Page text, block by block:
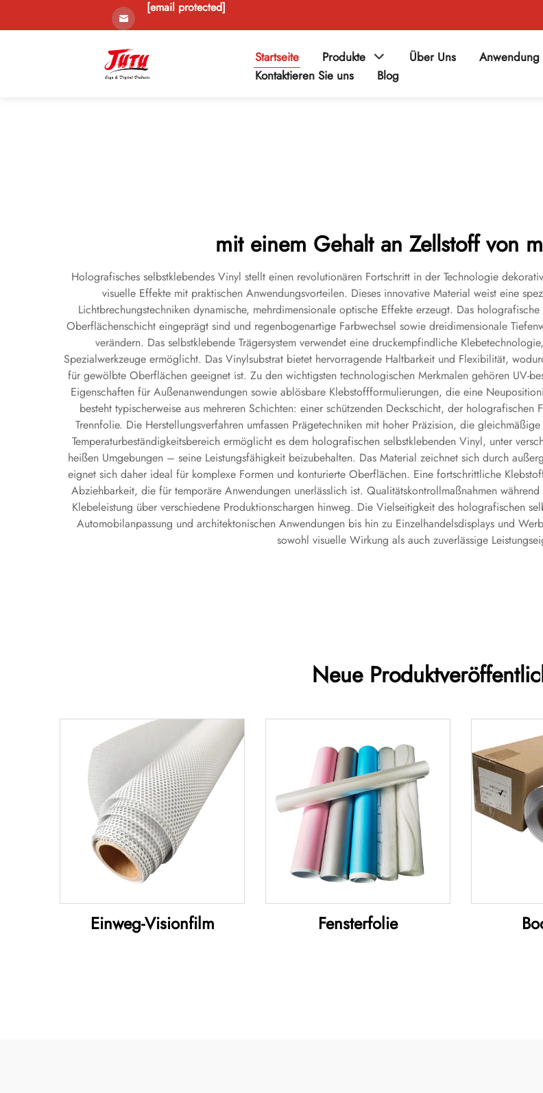
[email protected]
Startseite Produkte Über Uns Anwendung
Kontaktieren Sie uns
Blog
mit einem Gehalt an Zellstoff von
Holografisches selbstklebendes Vinyl stellt einen revolutionären Fortschritt in der Technologie
visuelle Effekte mit praktischen Anwendungsvorteilen. Dieses innovative Material weist eine
Lichtbrechungstechniken dynamische, mehrdimensionale optische Effekte erzeugt. Das
Oberflächenschicht eingeprägt sind und regenbogenartige Farbwechsel sowie dreidimensionale
verändern. Das selbstklebende Trägersystem verwendet eine druckempfindliche
Spezialwerkzeuge ermöglicht. Das Vinylsubstrat bietet hervorragende Haltbarkeit und Flexibilität,
für gewölbte Oberflächen geeignet ist. Zu den wichtigsten technologischen Merkmalen gehören UV-
Eigenschaften für Außenanwendungen sowie ablösbare Klebstoffformulierungen, die eine
besteht typischerweise aus mehreren Schichten: einer schützenden Deckschicht, der
Trennfolie. Die Herstellungsverfahren umfassen Prägetechniken mit hoher Präzision, die
Temperaturbeständigkeitsbereich ermöglicht es dem holografischen selbstklebenden Vinyl, unter
heißen Umgebungen – seine Leistungsfähigkeit beizubehalten. Das Material zeichnet sich durch
eignet sich daher ideal für komplexe Formen und konturierte Oberflächen. Eine fortschrittliche
Abziehbarkeit, die für temporäre Anwendungen unerlässlich ist. Qualitätskontrollmaßnahmen
Klebeleistung über verschiedene Produktionschargen hinweg. Die Vielseitigkeit des holografischen
Automobilanpassung und architektonischen Anwendungen bis hin zu Einzelhandelsdisplays und
sowohl visuelle Wirkung als auch zuverlässige
Neue
Einweg-Visionfilm Fensterfolie